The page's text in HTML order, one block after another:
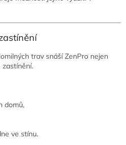
trav snáší ZenPro nejen
zastínění.
domů,
ve stínu.